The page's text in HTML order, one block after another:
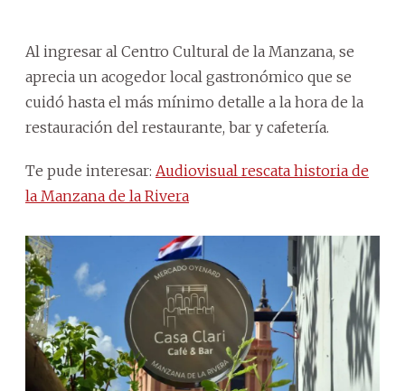
Al ingresar al Centro Cultural de la Manzana, se
aprecia un acogedor local gastronómico que se
cuidó hasta el más mínimo detalle a la hora de la
restauración del restaurante, bar y cafetería.
Te pude interesar: Audiovisual rescata historia de
la Manzana de la Rivera